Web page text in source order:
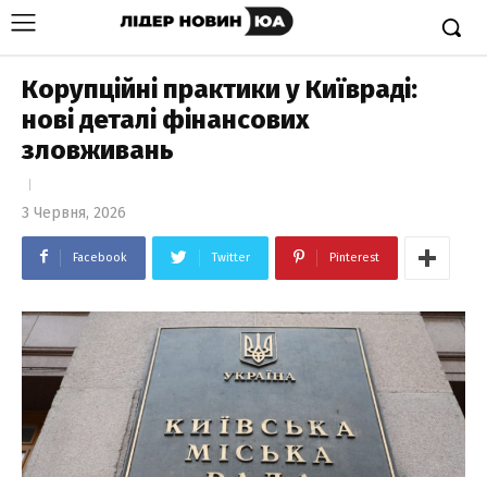
Корупційні практики у Київраді:
нові деталі фінансових
зловживань
3 Червня, 2026
Facebook Twitter Pinterest